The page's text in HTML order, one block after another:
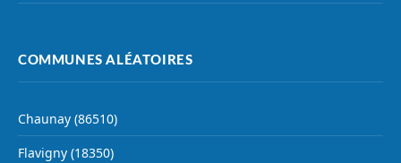
COMMUNES ALÉATOIRES
Chaunay (86510)
Flavigny (18350)